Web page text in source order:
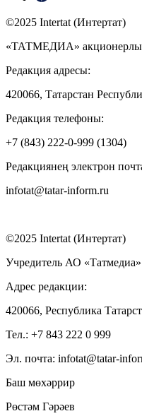
©2025 Intertat (Интертат)
«ТАТМЕДИА»
Редакция адресы:
420066, Татарстан
Редакция телефоны:
+7 (843) 222-0-999 (1304)
Редакциянең электрон
infotat@tatar-inform.ru
©2025 Intertat (Интертат)
Учредитель АО «Татмедиа»
Адрес редакции:
420066, Республика
Тел.: +7 843 222 0 999
Эл. почта: infotat@tatar-
Баш мөхәррир
Рөстәм Гәрәев